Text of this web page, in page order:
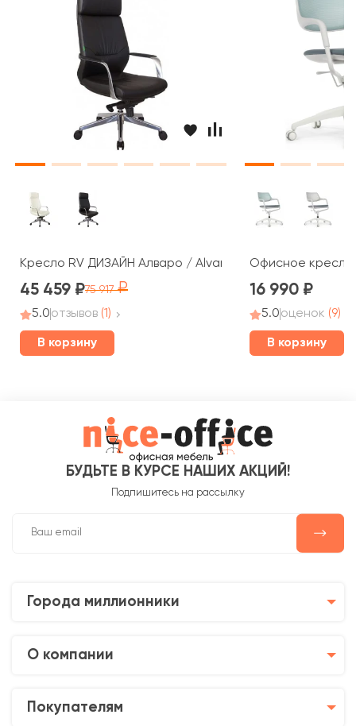
Кресло RV ДИЗАЙН Алваро / Alvaro (A1815)
45 459 75 917
5.0отзывов (1)
В корзину
Офисное кресло
16 990
5.0оценок (9)
В корзину
БУДЬТЕ В КУРСЕ НАШИХ АКЦИЙ!
Подпишитесь на рассылку
Города миллионники
О компании
Покупателям